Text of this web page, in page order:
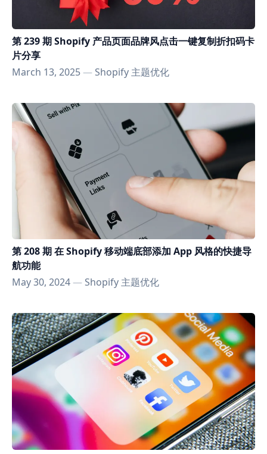
第 239 期 Shopify 产品页面品牌风点击一键复制折扣码卡
片分享
March 13, 2025—Shopify 主题优化
第 208 期 在 Shopify 移动端底部添加 App 风格的快捷导
航功能
May 30, 2024—Shopify 主题优化